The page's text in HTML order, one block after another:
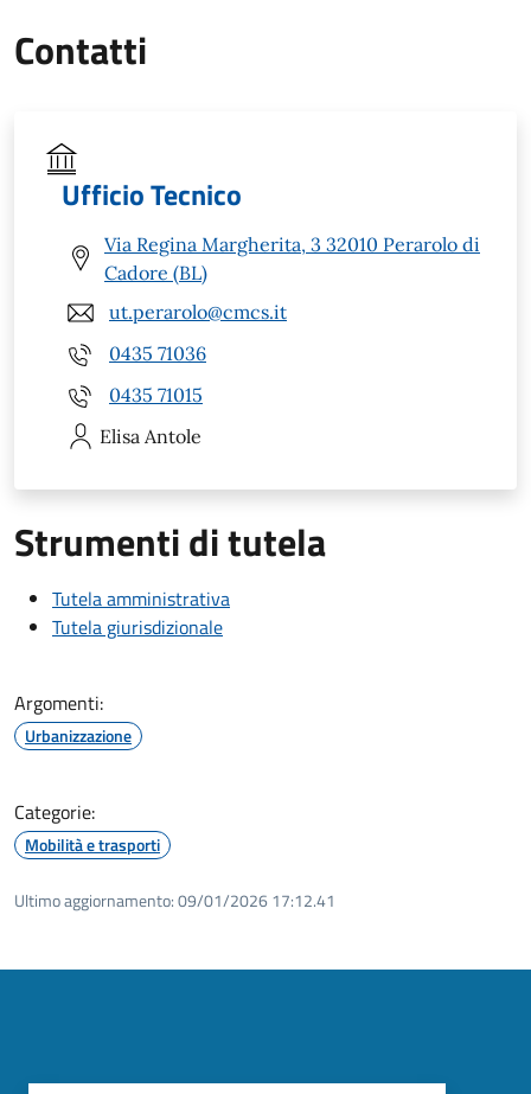
Contatti
Ufficio Tecnico
Via Regina Margherita, 3 32010 Perarolo di
Cadore (BL)
ut.perarolo@cmcs.it
0435 71036
0435 71015
Elisa Antole
Strumenti di tutela
Tutela amministrativa
Tutela giurisdizionale
Argomenti:
Urbanizzazione
Categorie:
Mobilità e trasporti
Ultimo aggiornamento:09/01/2026 17:12.41